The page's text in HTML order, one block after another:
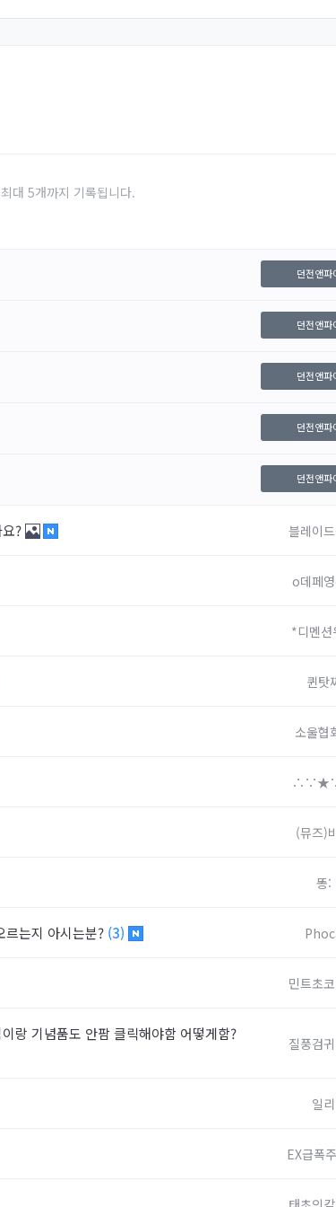
대 5개까지 기록됩니다.
던전앤파
던전앤파
던전앤파
던전앤파
던전앤파
? 블레이
o데페
*디멘션
퀸탓
소울협
(뮤즈)
똥:
르는지 아시는분? (3)
민트초
랑 기념품도 안팜 클릭해야함 어떻게함?
질풍검
일리
EX급폭